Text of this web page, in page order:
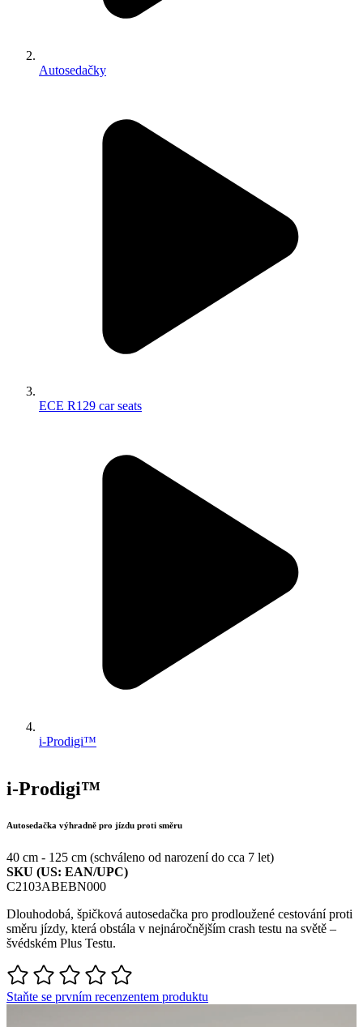
Autosedačky
ECE R129 car seats
i-Prodigi™
i-Prodigi™
Autosedačka výhradně pro jízdu proti směru
40 cm - 125 cm (schváleno od narození do cca 7 let)
SKU (US: EAN/UPC)
C2103ABEBN000
Dlouhodobá, špičková autosedačka pro prodloužené cestování proti
směru jízdy, která obstála v nejnáročnějším crash testu na světě –
švédském Plus Testu.
Staňte se prvním recenzentem produktu